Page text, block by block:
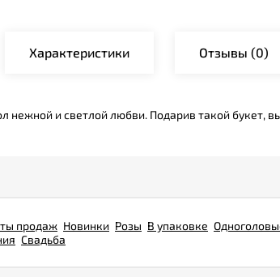
Характеристики Отзывы (0)
нежной и светлой любви. Подарив такой букет,
продаж Новинки Розы В упаковке
Свадьба